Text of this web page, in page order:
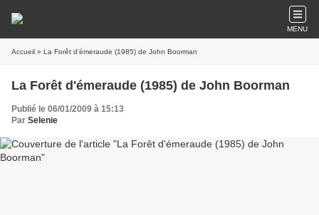
MENU
Accueil » La Forêt d'émeraude (1985) de John Boorman
La Forêt d'émeraude (1985) de John Boorman
Publié le 06/01/2009 à 15:13
Par Selenie